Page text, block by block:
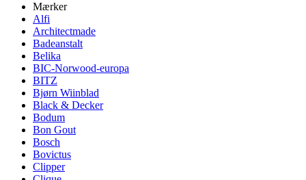
Mærker
Alfi
Architectmade
Badeanstalt
Belika
BIC-Norwood-europa
BITZ
Bjørn Wiinblad
Black & Decker
Bodum
Bon Gout
Bosch
Bovictus
Clipper